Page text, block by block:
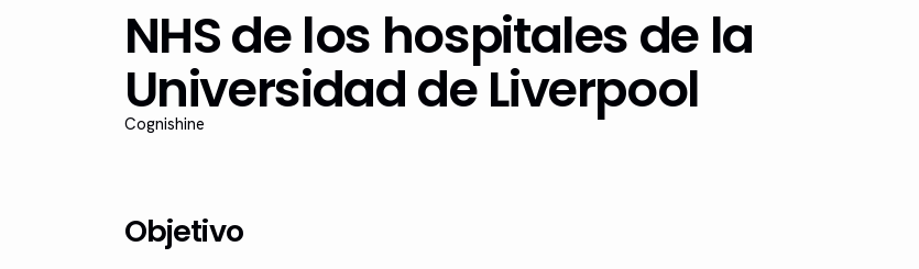
NHS de los hospitales de la
Universidad de Liverpool
Cognishine
Objetivo